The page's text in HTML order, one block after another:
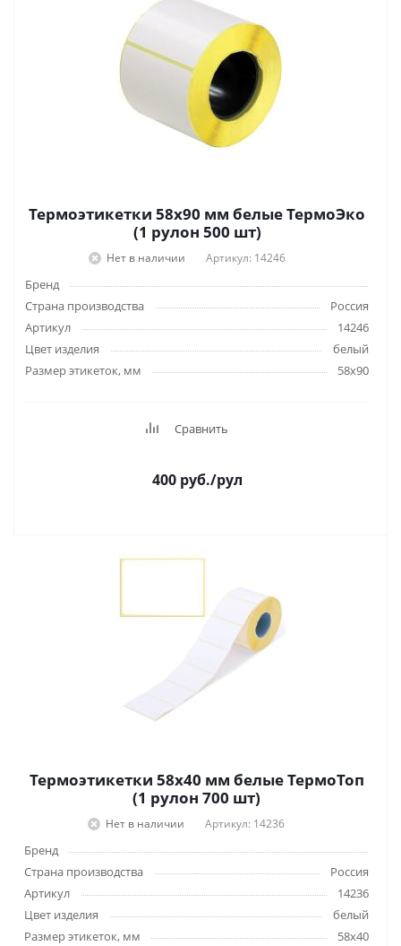
Термоэтикетки 58х90 мм белые ТермоЭко
(1 рулон 500 шт)
Нет в наличии Артикул: 14246
Бренд
Страна производства
Россия
Артикул
14246
Цвет изделия
белый
Размер этикеток, мм
58х90
Сравнить
400 руб./рул
Термоэтикетки 58х40 мм белые ТермоТоп
(1 рулон 700 шт)
Нет в наличии Артикул: 14236
Бренд
Страна производства
Россия
Артикул
14236
Цвет изделия
белый
Размер этикеток, мм
58х40